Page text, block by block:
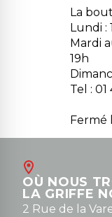
La
Lundi :
Mardi
19h
Tel :
Fermé
Août
OÙ NOUS
LA GRIFFE
2 Rue de la